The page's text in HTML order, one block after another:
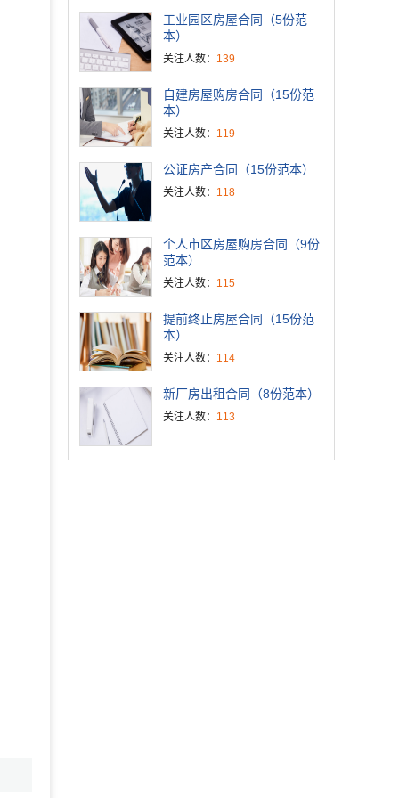
工业园区房屋合同（5份范
本）
关注人数： 139
自建房屋购房合同（15份范
本）
关注人数： 119
公证房产合同（15份范本）
关注人数： 118
个人市区房屋购房合同（9份
范本）
关注人数： 115
提前终止房屋合同（15份范
本）
关注人数： 114
新厂房出租合同（8份范本）
关注人数： 113